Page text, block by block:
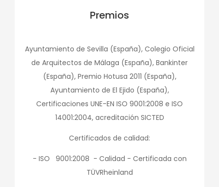
Premios
Ayuntamiento de Sevilla (España), Colegio Oficial
de Arquitectos de Málaga (España), Bankinter
(España), Premio Hotusa 2011 (España),
Ayuntamiento de El Ejido (España),
Certificaciones UNE-EN ISO 9001:2008 e ISO
14001:2004, acreditación SICTED
Certificados de calidad:
- ISO 9001:2008 - Calidad - Certificada con
TÜVRheinland